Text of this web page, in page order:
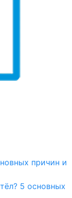
5 основных